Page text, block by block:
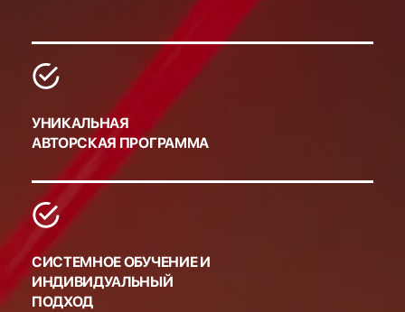
УНИКАЛЬНАЯ
АВТОРСКАЯ ПРОГРАММА
СИСТЕМНОЕ ОБУЧЕНИЕ И
ИНДИВИДУАЛЬНЫЙ
ПОДХОД